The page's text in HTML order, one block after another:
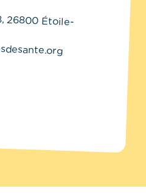
26800 Étoile-